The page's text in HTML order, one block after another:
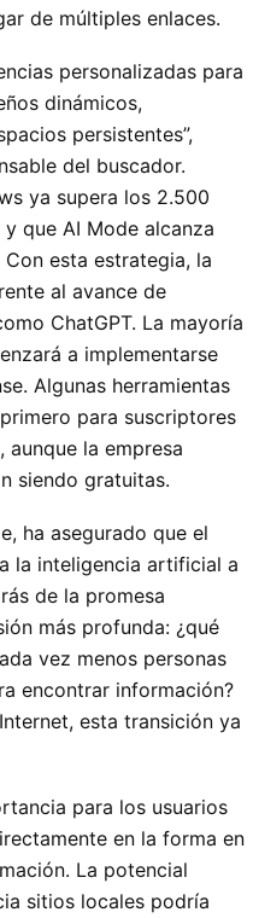
de múltiples enlaces.
personalizadas para
dinámicos,
persistentes”,
del buscador.
ya supera los 2.500
que AI Mode alcanza
esta estrategia, la
al avance de
ChatGPT. La mayoría
a implementarse
Algunas herramientas
para suscriptores
la empresa
siendo gratuitas.
ha asegurado que el
la inteligencia artificial a
de la promesa
más profunda: ¿qué
vez menos personas
encontrar información?
esta transición ya
para los usuarios
en la forma en
La potencial
sitios locales podría